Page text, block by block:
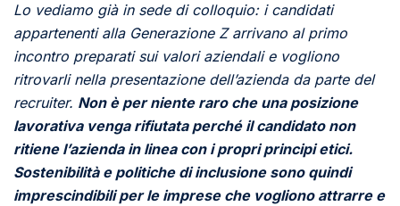
Lo vediamo già in sede di colloquio: i candidati
appartenenti alla Generazione Z arrivano al primo
incontro preparati sui valori aziendali e vogliono
ritrovarli nella presentazione dell’azienda da parte del
recruiter. Non è per niente raro che una posizione
lavorativa venga rifiutata perché il candidato non
ritiene l’azienda in linea con i propri principi etici.
Sostenibilità e politiche di inclusione sono quindi
imprescindibili per le imprese che vogliono attrarre e